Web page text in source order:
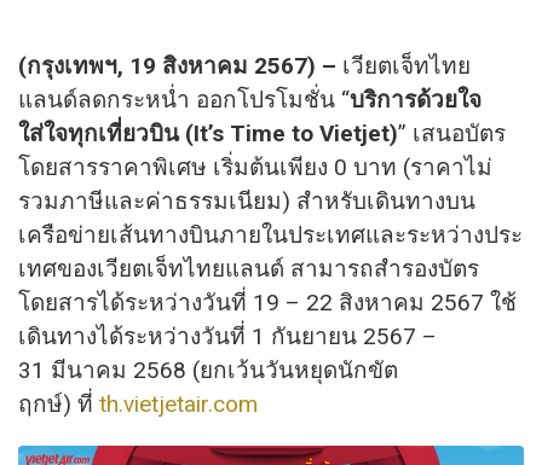
(กรุงเทพฯ, 19 สิงหาคม 2567) – เวียตเจ็ทไทย
แลนด์ลดกระหน่ำ ออกโปรโมชั่น “บริการด้วยใจ
ใส่ใจทุกเที่ยวบิน (It’s Time to Vietjet)” เสนอบัตร
โดยสารราคาพิเศษ เริ่มต้นเพียง 0 บาท (ราคาไม่
รวมภาษีและค่าธรรมเนียม) สำหรับเดินทางบน
เครือข่ายเส้นทางบินภายในประเทศและระหว่างประ
เทศของเวียตเจ็ทไทยแลนด์ สามารถสำรองบัตร
โดยสารได้ระหว่างวันที่ 19 – 22 สิงหาคม 2567 ใช้
เดินทางได้ระหว่างวันที่ 1 กันยายน 2567 –
31 มีนาคม 2568 (ยกเว้นวันหยุดนักขัต
ฤกษ์) ที่ th.vietjetair.com